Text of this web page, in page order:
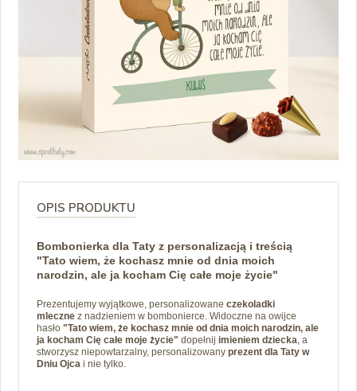
OPIS PRODUKTU
Bombonierka dla Taty z personalizacją i treścią
"Tato wiem, że kochasz mnie od dnia moich
narodzin, ale ja kocham Cię całe moje życie"
Prezentujemy wyjątkowe, personalizowane czekoladki
mleczne z nadzieniem w bombonierce. Widoczne na owijce
hasło "Tato wiem, że kochasz mnie od dnia moich narodzin, ale
ja kocham Cię całe moje życie" dopełnij imieniem dziecka, a
stworzysz niepowtarzalny, personalizowany prezent dla Taty w
Dniu Ojca i nie tylko.